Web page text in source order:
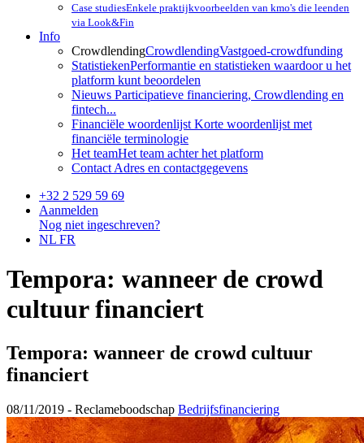
Case studiesEnkele praktijkvoorbeelden van kmo's die leenden
via Look&Fin
Info
CrowdlendingCrowdlendingVastgoed-crowdfunding
StatistiekenPerformantie en statistieken waardoor u het
platform kunt beoordelen
Nieuws Participatieve financiering, Crowdlending en
fintech...
Financiële woordenlijst Korte woordenlijst met
financiële terminologie
Het teamHet team achter het platform
Contact Adres en contactgegevens
+32 2 529 59 69
Aanmelden
Nog niet ingeschreven?
NL FR
Tempora: wanneer de crowd
cultuur financiert
Tempora: wanneer de crowd cultuur
financiert
08/11/2019 - Reclameboodschap Bedrijfsfinanciering